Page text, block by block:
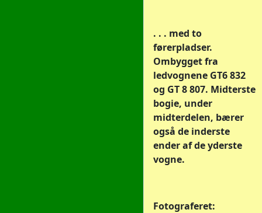
. . . med to
førerpladser.
Ombygget fra
ledvognene GT6 832
og GT 8 807. Midterste
bogie, under
midterdelen, bærer
også de inderste
ender af de yderste
vogne.
Fotograferet: